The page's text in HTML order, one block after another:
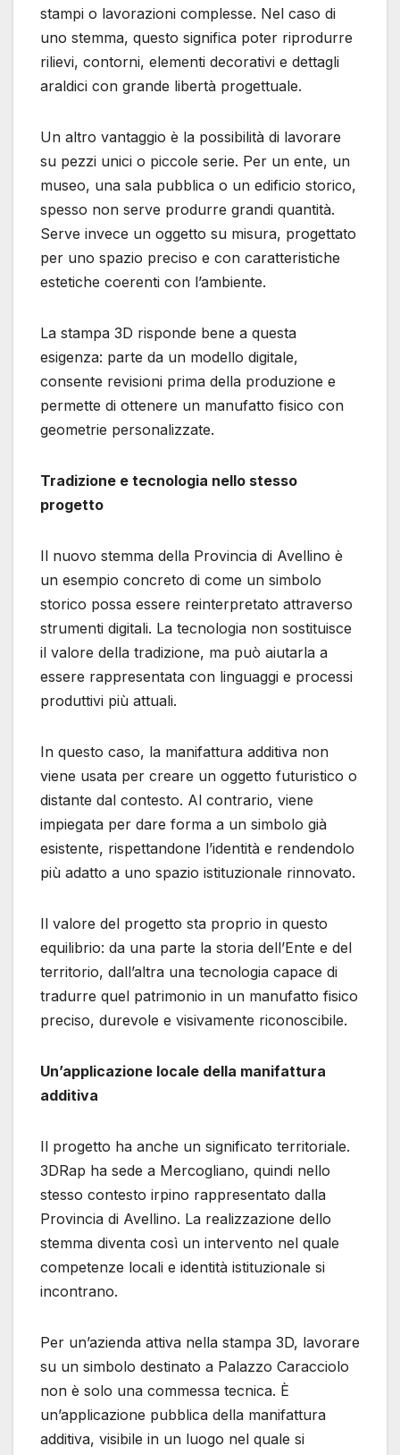
stampi o lavorazioni complesse. Nel caso di
uno stemma, questo significa poter riprodurre
rilievi, contorni, elementi decorativi e dettagli
araldici con grande libertà progettuale.
Un altro vantaggio è la possibilità di lavorare
su pezzi unici o piccole serie. Per un ente, un
museo, una sala pubblica o un edificio storico,
spesso non serve produrre grandi quantità.
Serve invece un oggetto su misura, progettato
per uno spazio preciso e con caratteristiche
estetiche coerenti con l’ambiente.
La stampa 3D risponde bene a questa
esigenza: parte da un modello digitale,
consente revisioni prima della produzione e
permette di ottenere un manufatto fisico con
geometrie personalizzate.
Tradizione e tecnologia nello stesso
progetto
Il nuovo stemma della Provincia di Avellino è
un esempio concreto di come un simbolo
storico possa essere reinterpretato attraverso
strumenti digitali. La tecnologia non sostituisce
il valore della tradizione, ma può aiutarla a
essere rappresentata con linguaggi e processi
produttivi più attuali.
In questo caso, la manifattura additiva non
viene usata per creare un oggetto futuristico o
distante dal contesto. Al contrario, viene
impiegata per dare forma a un simbolo già
esistente, rispettandone l’identità e rendendolo
più adatto a uno spazio istituzionale rinnovato.
Il valore del progetto sta proprio in questo
equilibrio: da una parte la storia dell’Ente e del
territorio, dall’altra una tecnologia capace di
tradurre quel patrimonio in un manufatto fisico
preciso, durevole e visivamente riconoscibile.
Un’applicazione locale della manifattura
additiva
Il progetto ha anche un significato territoriale.
3DRap ha sede a Mercogliano, quindi nello
stesso contesto irpino rappresentato dalla
Provincia di Avellino. La realizzazione dello
stemma diventa così un intervento nel quale
competenze locali e identità istituzionale si
incontrano.
Per un’azienda attiva nella stampa 3D, lavorare
su un simbolo destinato a Palazzo Caracciolo
non è solo una commessa tecnica. È
un’applicazione pubblica della manifattura
additiva, visibile in un luogo nel quale si